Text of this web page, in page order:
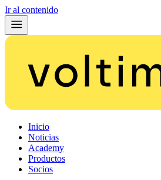
Ir al contenido
Inicio
Noticias
Academy
Productos
Socios